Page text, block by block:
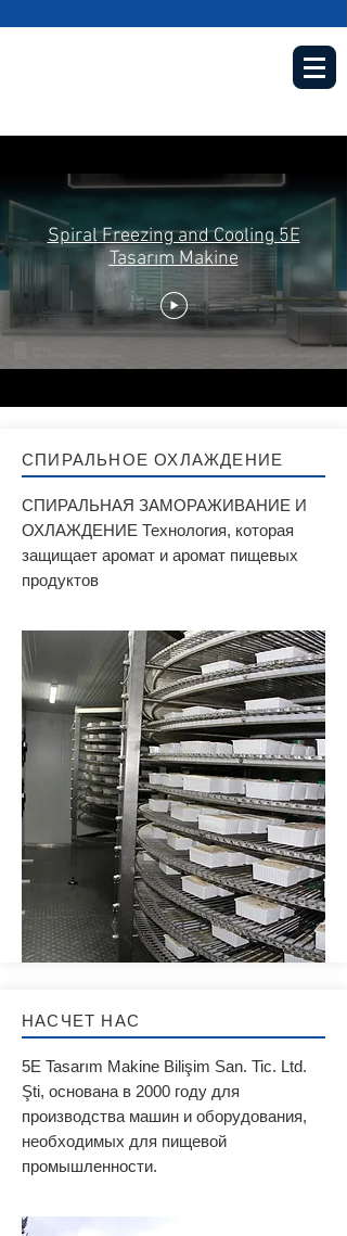
Spiral Freezing and Cooling 5E
Tasarım Makine
СПИРАЛЬНОЕ ОХЛАЖДЕНИЕ
СПИРАЛЬНАЯ ЗАМОРАЖИВАНИЕ И
ОХЛАЖДЕНИЕ Технология, которая
защищает аромат и аромат пищевых
продуктов
НАСЧЕТ НАС
5E Tasarım Makine Bilişim San. Tic. Ltd.
Şti, основана в 2000 году для
производства машин и оборудования,
необходимых для пищевой
промышленности.